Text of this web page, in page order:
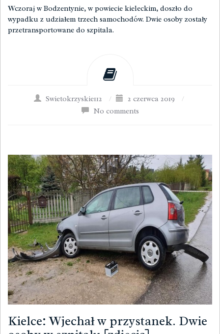
Wczoraj w Bodzentynie, w powiecie kieleckim, doszło do
wypadku z udziałem trzech samochodów. Dwie osoby zostały
przetransportowane do szpitala.
Swietokrzyskie112 / 2 czerwca 2019
/
No comments
Kielce: Wjechał w przystanek. Dwie